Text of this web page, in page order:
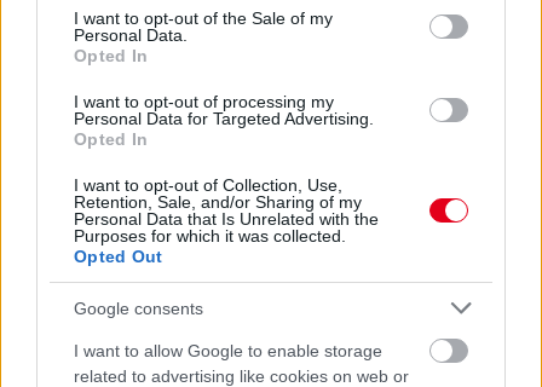
consent section.
I want to opt-out of the Sale of my
Personal Data.
Opted In
I want to opt-out of processing my
Personal Data for Targeted Advertising.
Opted In
I want to opt-out of Collection, Use,
Retention, Sale, and/or Sharing of my
Personal Data that Is Unrelated with the
Purposes for which it was collected.
Opted Out
Google consents
I want to allow Google to enable storage
related to advertising like cookies on web or
3 napja
Lassuló fejlesztési ütemre számít a Red Bull